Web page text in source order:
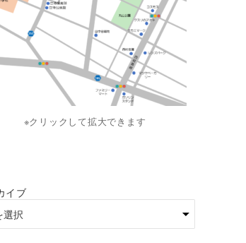
※クリックして拡大できます
イブ